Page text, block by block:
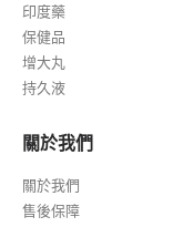
印度藥
保健品
增大丸
持久液
關於我們
關於我們
售後保障